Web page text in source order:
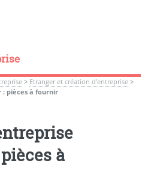
> Etranger et création d’entreprise>
pièces à fournir
à